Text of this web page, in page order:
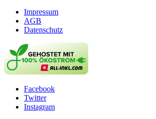
Impressum
AGB
Datenschutz
Facebook
Twitter
Instagram